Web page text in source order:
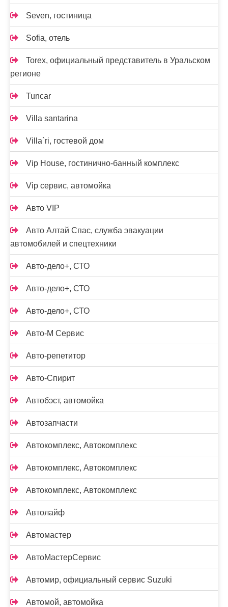
Seven, гостиница
Sofia, отель
Torex, официальный представитель в Уральском
регионе
Tuncar
Villa santarina
Villa`ri, гостевой дом
Vip House, гостинично-банный комплекс
Vip сервис, автомойка
Авто VIP
Авто Алтай Спас, служба эвакуации
автомобилей и спецтехники
Авто-дело+, СТО
Авто-дело+, СТО
Авто-дело+, СТО
Авто-М Сервис
Авто-репетитор
Авто-Спирит
Автобэст, автомойка
Автозапчасти
Автокомплекс, Автокомплекс
Автокомплекс, Автокомплекс
Автокомплекс, Автокомплекс
Автолайф
Автомастер
АвтоМастерСервис
Автомир, официальный сервис Suzuki
Автомой, автомойка